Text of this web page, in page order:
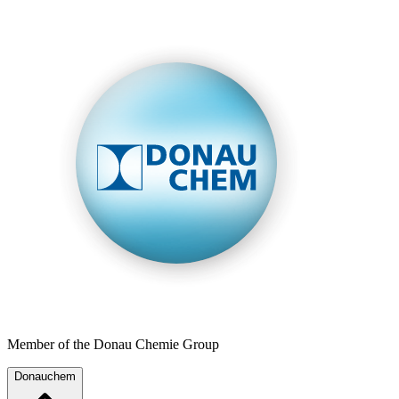
Member of the Donau Chemie Group
Donauchem